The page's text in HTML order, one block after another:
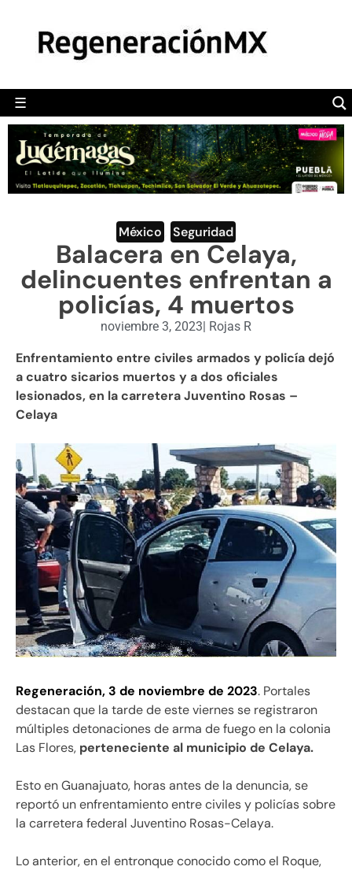
☰
POLÍTICA
CAMALEÓN
OPINIÓN
DEPORTES
ENGLISH SECTION
VIDEOS
México Seguridad
Balacera en Celaya,
delincuentes enfrentan a
policías, 4 muertos
noviembre 3, 2023| Rojas R
Enfrentamiento entre civiles armados y policía dejó
a cuatro sicarios muertos y a dos oficiales
lesionados, en la carretera Juventino Rosas –
Celaya
Regeneración, 3 de noviembre de 2023. Portales
destacan que la tarde de este viernes se registraron
múltiples detonaciones de arma de fuego en la colonia
Las Flores, perteneciente al municipio de Celaya.
Esto en Guanajuato, horas antes de la denuncia, se
reportó un enfrentamiento entre civiles y policías sobre
la carretera federal Juventino Rosas-Celaya.
Lo anterior, en el entronque conocido como el Roque,